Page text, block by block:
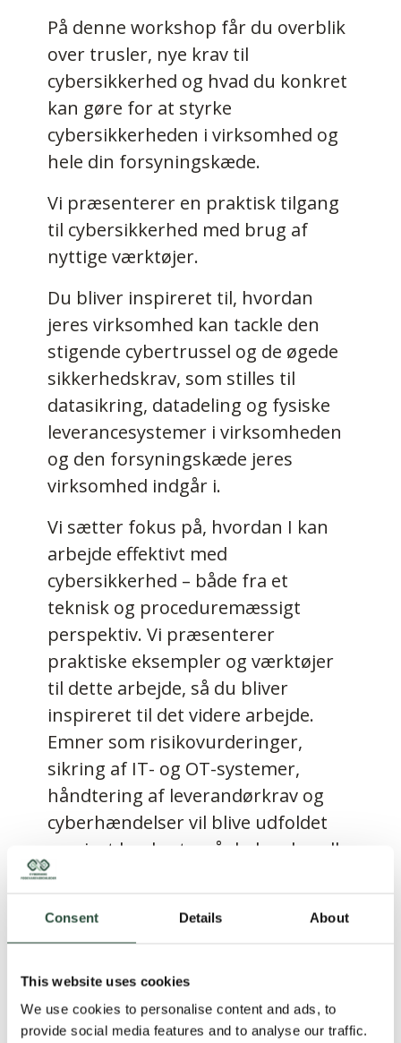
Consent Details About
This website uses cookies
We use cookies to personalise content and ads, to
provide social media features and to analyse our traffic.
På denne workshop får du overblik
over trusler, nye krav til
cybersikkerhed og hvad du konkret
kan gøre for at styrke
cybersikkerheden i virksomhed og
hele din forsyningskæde.
Vi præsenterer en praktisk tilgang
til cybersikkerhed med brug af
nyttige værktøjer.
Du bliver inspireret til, hvordan
jeres virksomhed kan tackle den
stigende cybertrussel og de øgede
sikkerhedskrav, som stilles til
datasikring, datadeling og fysiske
leverancesystemer i virksomheden
og den forsyningskæde jeres
virksomhed indgår i.
Vi sætter fokus på, hvordan I kan
arbejde effektivt med
cybersikkerhed – både fra et
teknisk og proceduremæssigt
perspektiv. Vi præsenterer
praktiske eksempler og værktøjer
til dette arbejde, så du bliver
inspireret til det videre arbejde.
Emner som risikovurderinger,
sikring af IT- og OT-systemer,
håndtering af leverandørkrav og
cyberhændelser vil blive udfoldet
og gjort konkrete, så du kan handle
på dem.
Hvad får du med?
over: